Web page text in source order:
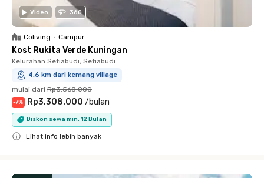
Video 360
Coliving • Campur
Kost Rukita Verde Kuningan
Kelurahan Setiabudi, Setiabudi
4.6 km dari kemang village
mulai dari Rp3.568.000
-7% Rp3.308.000 /bulan
Diskon sewa min. 12 Bulan
Lihat info lebih banyak